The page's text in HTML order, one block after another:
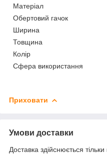
Матеріал
Обертовий гачок
Ширина
Товщина
Колір
Сфера використання
Приховати
Умови доставки
Доставка здійснюється